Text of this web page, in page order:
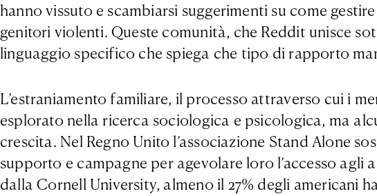
hanno vissuto e scambiarsi suggerimenti su come
genitori violenti. Queste comunità, che Reddit unisce
linguaggio specifico che spiega che tipo di rapporto
L’estraniamento familiare, il processo attraverso cui i
esplorato nella ricerca sociologica e psicologica, ma
crescita. Nel Regno Unito l’associazione Stand Alone
supporto e campagne per agevolare loro l’accesso
dalla Cornell University, almeno il 27% degli americani